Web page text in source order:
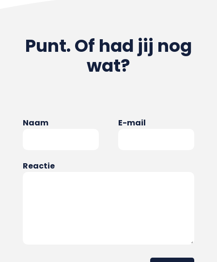
Punt. Of had jij nog
wat?
Naam E-mail
Reactie